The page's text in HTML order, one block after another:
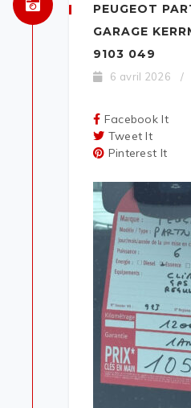
PEUGEOT
GARAGE
9103 049
6 avril 2026 /
Facebook It
Tweet It
Pinterest It